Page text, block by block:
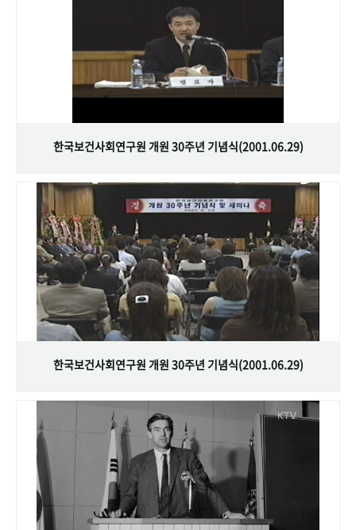
한국보건사회연구원 개원 30주년 기념식(2001.06.29)
한국보건사회연구원 개원 30주년 기념식(2001.06.29)